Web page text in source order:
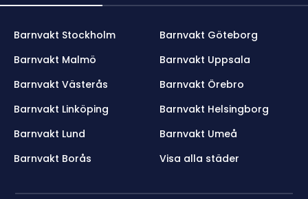
Barnvakt Stockholm
Barnvakt Göteborg
Barnvakt Malmö
Barnvakt Uppsala
Barnvakt Västerås
Barnvakt Örebro
Barnvakt Linköping
Barnvakt Helsingborg
Barnvakt Lund
Barnvakt Umeå
Barnvakt Borås
Visa alla städer